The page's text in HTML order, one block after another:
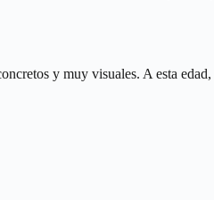
y muy visuales. A esta